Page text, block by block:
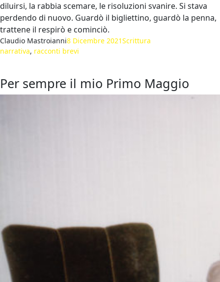
diluirsi, la rabbia scemare, le risoluzioni svanire. Si stava
perdendo di nuovo. Guardò il bigliettino, guardò la penna,
trattene il respirò e cominciò.
Claudio Mastroianni8 Dicembre 2021Scrittura
narrativa, racconti brevi
Per sempre il mio Primo Maggio